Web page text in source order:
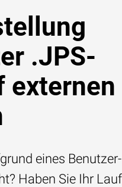
.JPS-
externen
eines
Haben Sie Ihr